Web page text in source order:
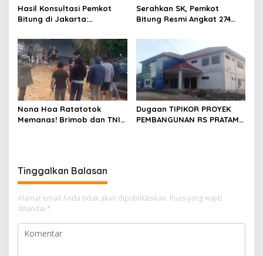
Hasil Konsultasi Pemkot
Bitung di Jakarta:
Lakukan Pencemaran
Lingkungan
Serahkan SK, Pemkot
Bitung Resmi Angkat 274
Mohon Bersabar
Nona Hoa Ratatotok
Memanas! Brimob dan TNI
Dugaan TIPIKOR PROYEK
PEMBANGUNAN RS PRATAMA
Tinggalkan Balasan
Alamat email Anda tidak akan dipublikasikan. Ruas yang wajib
ditandai *